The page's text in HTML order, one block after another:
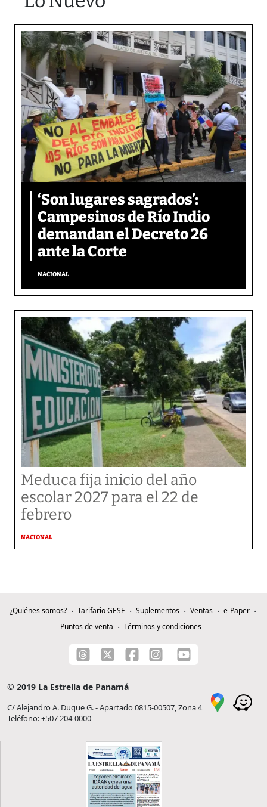
‘Son lugares sagrados’:
Campesinos de Río Indio
demandan el Decreto 26
ante la Corte
NACIONAL
Meduca fija inicio del año
escolar 2027 para el 22 de
febrero
NACIONAL
¿Quiénes somos? Tarifario GESE Suplementos Ventas
e-Paper
Puntos de venta
Términos y condiciones
© 2019 La Estrella de Panamá
C/ Alejandro A. Duque G. - Apartado 0815-00507, Zona 4
Teléfono: +507 204-0000